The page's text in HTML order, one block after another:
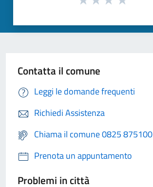
Contatta il comune
Leggi le domande frequenti
Richiedi Assistenza
Chiama il comune 0825 875100
Prenota un appuntamento
Problemi in città